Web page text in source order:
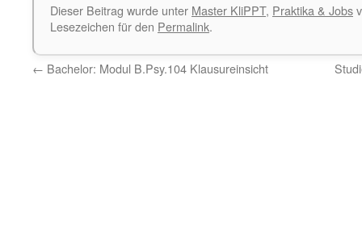
Dieser Beitrag wurde unter Master KliPPT, Praktika & Jobs
Lesezeichen für den Permalink.
← Bachelor: Modul B.Psy.104 Klausureinsicht